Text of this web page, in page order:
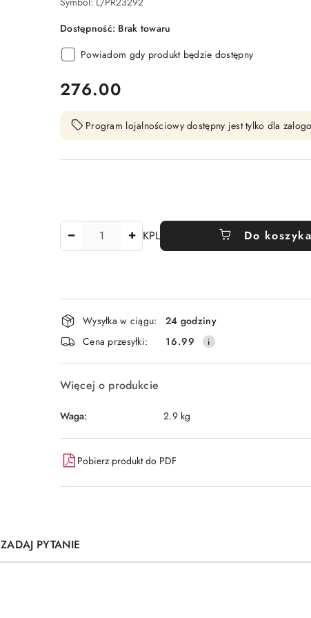
Dostępność: Brak towaru
Powiadom gdy produkt będzie dostępny
cena:
276.00
Program lojalnościowy dostępny jest tylko dla
KPL Do koszyka
Dostępność
i
dostawa
Wysyłka w ciągu:
24 godziny
Cena przesyłki:
16.99
Więcej o produkcie
Waga: 2.9 kg
Pobierz produkt do PDF
ZADAJ PYTANIE